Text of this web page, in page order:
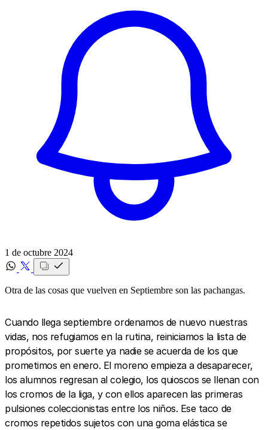
1 de octubre 2024
Otra de las cosas que vuelven en Septiembre son las pachangas.
Cuando llega septiembre ordenamos de nuevo nuestras
vidas, nos refugiamos en la rutina, reiniciamos la lista de
propósitos, por suerte ya nadie se acuerda de los que
prometimos en enero. El moreno empieza a desaparecer,
los alumnos regresan al colegio, los quioscos se llenan con
los cromos de la liga, y con ellos aparecen las primeras
pulsiones coleccionistas entre los niños. Ese taco de
cromos repetidos sujetos con una goma elástica se